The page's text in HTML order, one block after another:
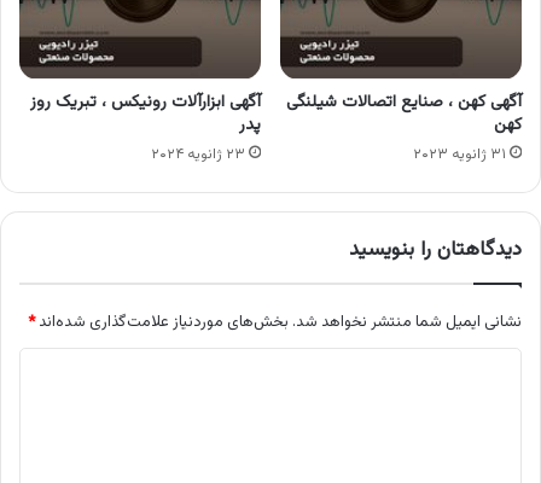
آگهی کهن ، صنایع اتصالات شیلنگی
کهن
۳۱ ژانویه ۲۰۲۳
آگهی ابزارآلات رونیکس ، تبریک روز
پدر
۲۳ ژانویه ۲۰۲۴
دیدگاهتان را بنویسید
نشانی ایمیل شما منتشر نخواهد شد. بخش‌های موردنیاز علامت‌گذاری شده‌اند*